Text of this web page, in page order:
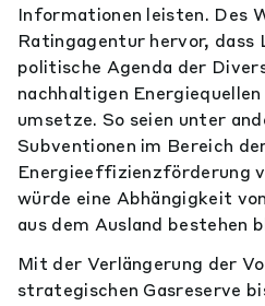
Informationen leisten. Des
Ratingagentur hervor, dass
politische Agenda der
nachhaltigen
umsetze. So seien unter
Subventionen im Bereich
Energieeffizienzförderung
würde eine Abhängigkeit
aus dem Ausland bestehen
Mit der Verlängerung der
strategischen Gasreserve